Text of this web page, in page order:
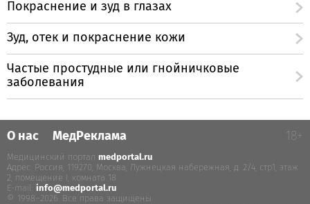
Покраснение и зуд в глазах
Зуд, отек и покраснение кожи
Частые простудные или гнойничковые
заболевания
О нас МедРеклама 18+
Медицинский портал medportal.ru
Адрес: Россия, 119270, Москва, Лужнецкая набережная, д. 2/4, стр.1, этаж
2, помещение I, комната 18
E-mail: info@medportal.ru
© 1998–2026. Все права защищены.